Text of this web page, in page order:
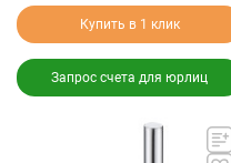
Купить в 1 клик
Запрос счета для юрлиц